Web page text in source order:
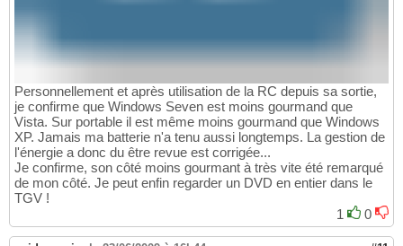
Personnellement et après utilisation de la RC depuis sa sortie,
je confirme que Windows Seven est moins gourmand que
Vista. Sur portable il est même moins gourmand que Windows
XP. Jamais ma batterie n'a tenu aussi longtemps. La gestion de
l'énergie a donc du être revue est corrigée...
Je confirme, son côté moins gourmant à très vite été remarqué
de mon côté. Je peut enfin regarder un DVD en entier dans le
TGV !
1
0